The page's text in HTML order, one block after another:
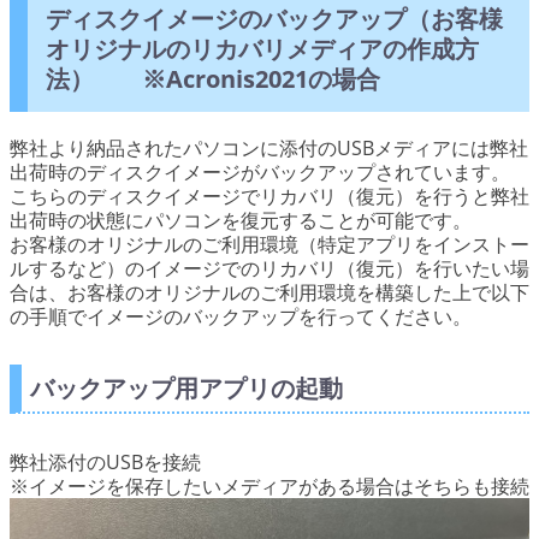
ディスクイメージのバックアップ（お客様
オリジナルのリカバリメディアの作成方
法） ※Acronis2021の場合
弊社より納品されたパソコンに添付のUSBメディアには弊社
出荷時のディスクイメージがバックアップされています。
こちらのディスクイメージでリカバリ（復元）を行うと弊社
出荷時の状態にパソコンを復元することが可能です。
お客様のオリジナルのご利用環境（特定アプリをインストー
ルするなど）のイメージでのリカバリ（復元）を行いたい場
合は、お客様のオリジナルのご利用環境を構築した上で以下
の手順でイメージのバックアップを行ってください。
バックアップ用アプリの起動
弊社添付のUSBを接続
※イメージを保存したいメディアがある場合はそちらも接続